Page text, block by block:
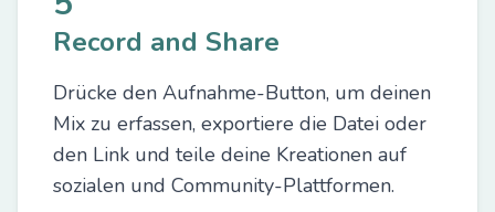
Record and Share
Drücke den Aufnahme-Button, um deinen
Mix zu erfassen, exportiere die Datei oder
den Link und teile deine Kreationen auf
sozialen und Community-Plattformen.